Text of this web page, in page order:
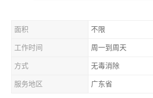
面积 不限
工作时间 周一到周天
方式 无毒消除
服务地区 广东省